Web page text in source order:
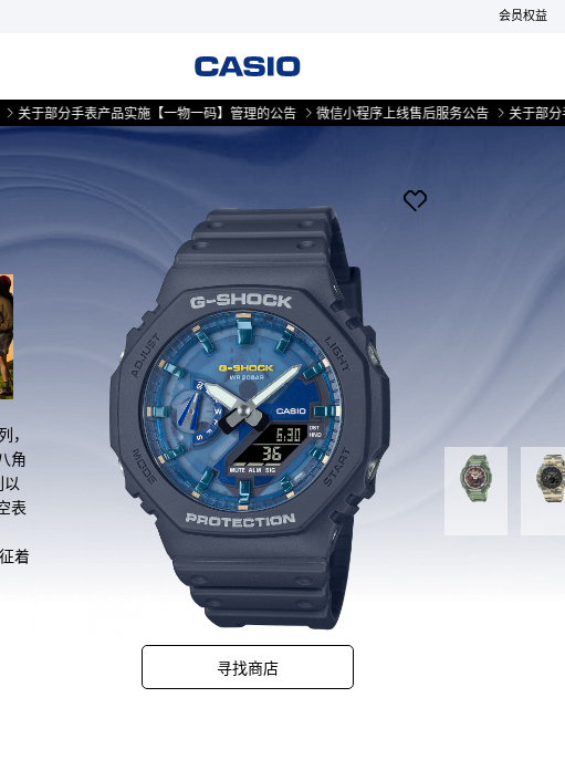
会员权益
分手表产品实施【一物一码】管理的公告 微信小程序上线售后服务公告 关于部分手表产
，
角
表
着
寻找商店